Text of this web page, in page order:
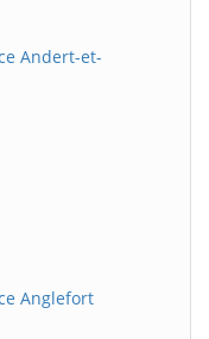
Andert-et-
Anglefort